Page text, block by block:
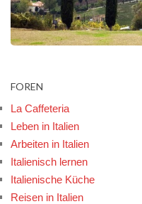
FOREN
La Caffeteria
Leben in Italien
Arbeiten in Italien
Italienisch lernen
Italienische Küche
Reisen in Italien